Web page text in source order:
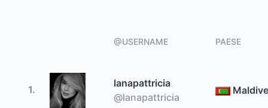
@USERNAME PAESE
1.
lanapattricia
@lanapattricia